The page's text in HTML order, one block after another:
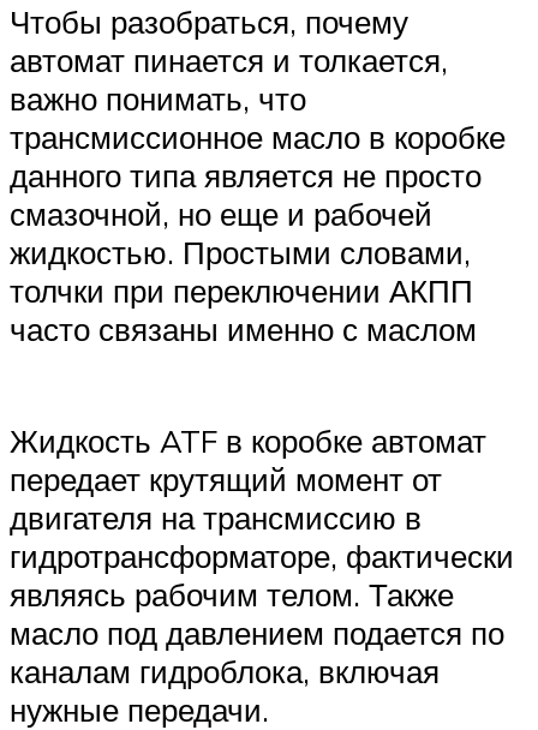
Чтобы разобраться, почему
автомат пинается и толкается,
важно понимать, что
трансмиссионное масло в коробке
данного типа является не просто
смазочной, но еще и рабочей
жидкостью. Простыми словами,
толчки при переключении АКПП
часто связаны именно с маслом
Жидкость ATF в коробке автомат
передает крутящий момент от
двигателя на трансмиссию в
гидротрансформаторе, фактически
являясь рабочим телом. Также
масло под давлением подается по
каналам гидроблока, включая
нужные передачи.